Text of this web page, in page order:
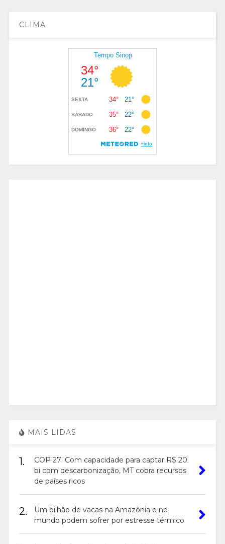
CLIMA
MAIS LIDAS
1.
COP 27: Com capacidade para captar R$ 20
bi com descarbonização, MT cobra recursos
de países ricos
2.
Um bilhão de vacas na Amazônia e no
mundo podem sofrer por estresse térmico